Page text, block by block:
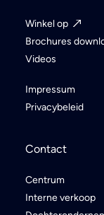
Winkel op
Brochures
Videos
Impressum
Privacybeleid
Contact
Centrum
Interne verkoop